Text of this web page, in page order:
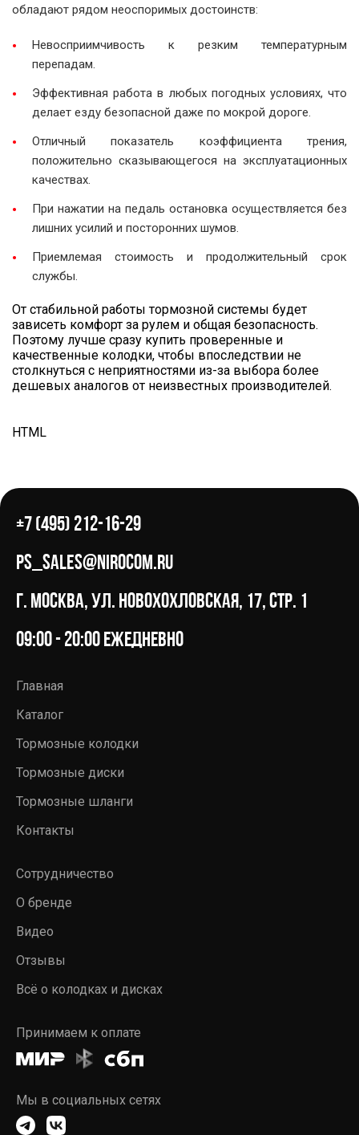
обладают рядом неоспоримых достоинств:
Невосприимчивость к резким температурным
перепадам.
Эффективная работа в любых погодных условиях, что
делает езду безопасной даже по мокрой дороге.
Отличный показатель коэффициента трения,
положительно сказывающегося на эксплуатационных
качествах.
При нажатии на педаль остановка осуществляется без
лишних усилий и посторонних шумов.
Приемлемая стоимость и продолжительный срок
службы.
От стабильной работы тормозной системы будет
зависеть комфорт за рулем и общая безопасность.
Поэтому лучше сразу купить проверенные и
качественные колодки, чтобы впоследствии не
столкнуться с неприятностями из-за выбора более
дешевых аналогов от неизвестных производителей.
HTML
+7 (495) 212-16-29
ps_sales@nirocom.ru
г. Москва, ул. Новохохловская, 17, стр. 1
09:00 - 20:00 ежедневно
Главная
Каталог
Тормозные колодки
Тормозные диски
Тормозные шланги
Контакты
Сотрудничество
О бренде
Видео
Отзывы
Всё о колодках и дисках
Принимаем к оплате
Мы в социальных сетях